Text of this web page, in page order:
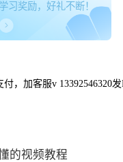
学习奖励，好礼不断！
服v 13392546320发H5端
的视频教程